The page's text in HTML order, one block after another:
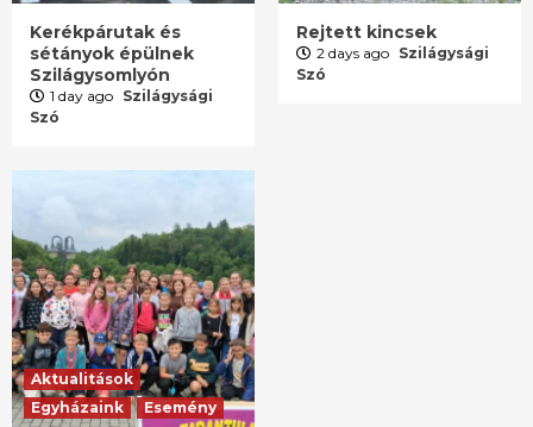
Kerékpárutak és
sétányok épülnek
Szilágysomlyón
1 day ago Szilágysági
Szó
Rejtett kincsek
2 days ago Szilágysági
Szó
Aktualitások
Egyházaink
Esemény